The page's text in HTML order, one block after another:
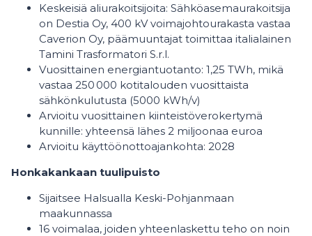
Keskeisiä aliurakoitsijoita: Sähköasemaurakoitsija
on Destia Oy, 400 kV voimajohtourakasta vastaa
Caverion Oy, päämuuntajat toimittaa italialainen
Tamini Trasformatori S.r.l.
Vuosittainen energiantuotanto: 1,25 TWh, mikä
vastaa 250 000 kotitalouden vuosittaista
sähkönkulutusta (5000 kWh/v)
Arvioitu vuosittainen kiinteistöverokertymä
kunnille: yhteensä lähes 2 miljoonaa euroa
Arvioitu käyttöönottoajankohta: 2028
Honkakankaan tuulipuisto
Sijaitsee Halsualla Keski-Pohjanmaan
maakunnassa
16 voimalaa, joiden yhteenlaskettu teho on noin